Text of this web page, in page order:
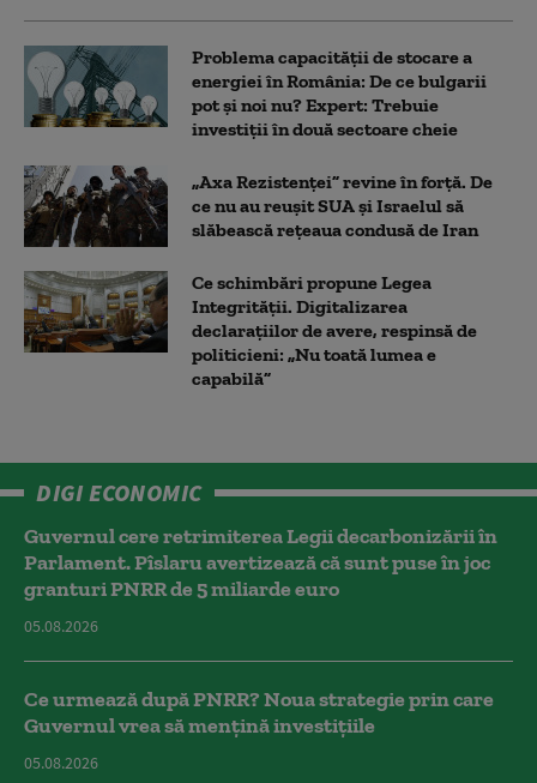
Problema capacității de stocare a
energiei în România: De ce bulgarii
pot și noi nu? Expert: Trebuie
investiții în două sectoare cheie
„Axa Rezistenței” revine în forță. De
ce nu au reușit SUA și Israelul să
slăbească rețeaua condusă de Iran
Ce schimbări propune Legea
Integrității. Digitalizarea
declarațiilor de avere, respinsă de
politicieni: „Nu toată lumea e
capabilă”
DIGI ECONOMIC
Guvernul cere retrimiterea Legii decarbonizării în
Parlament. Pîslaru avertizează că sunt puse în joc
granturi PNRR de 5 miliarde euro
05.08.2026
Ce urmează după PNRR? Noua strategie prin care
Guvernul vrea să mențină investițiile
05.08.2026